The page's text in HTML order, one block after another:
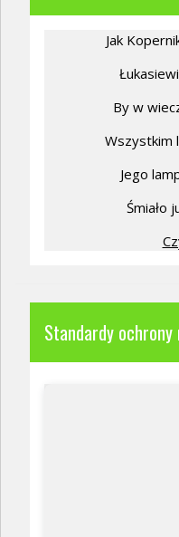
Jak
By w
Wszystkim
Jego
Śmiało
Standardy ochrony